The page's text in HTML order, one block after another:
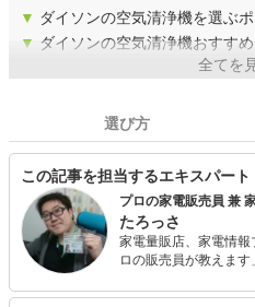
▼ ダイソンの空気清浄機を選ぶ
▼ ダイソンの空気清浄機おすす
全てを
選び方
この記事を担当するエキスパート
プロの家電販売員 兼
たろっさ
家電量販店、家電情
ロの販売員が教えま
ルバイトを経てその